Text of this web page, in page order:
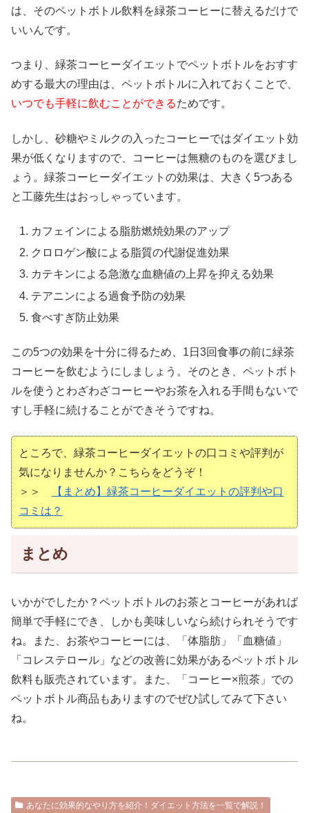
は、そのペットボトル飲料を緑茶コーヒーに替えるだけで
いいんです。
つまり、緑茶コーヒーダイエットでペットボトルをおすす
めする最大の理由は、ペットボトルに入れておくことで、
いつでも手軽に飲むことができるためです。
しかし、砂糖やミルクの入ったコーヒーではダイエット効
果が低くなりますので、コーヒーは無糖のものを選びまし
ょう。緑茶コーヒーダイエットの効果は、大きく5つある
と工藤先生はおっしゃっています。
カフェインによる脂肪燃焼効果のアップ
クロロゲン酸による脂質の代謝促進効果
カテキンによる急激な血糖値の上昇を抑える効果
テアニンによる過食予防の効果
食べすぎ防止効果
この5つの効果を十分に得るため、1日3回食事の前に緑茶
コーヒーを飲むようにしましょう。そのとき、ペットボト
ルを使うとわざわざコーヒーやお茶を入れる手間もないで
すし手軽に続けることができそうですね。
ところで、緑茶コーヒーダイエットの口コミや評判が
気になりませんか？こちらをどうぞ！
＞＞
【まとめ】緑茶コーヒーダイエットの評判や口
コミは？
まとめ
いかがでしたか？ペットボトルのお茶とコーヒーがあれば
簡単で手軽にでき、しかも美味しいなら続けられそうです
ね。また、お茶やコーヒーには、「体脂肪」「血糖値」
「コレステロール」などの改善に効果があるペットボトル
飲料も販売されています。また、「コーヒー×煎茶」での
ペットボトル商品もありますのでぜひ試してみて下さい
ね。
あなたに効果的なやり方を紹介！ダイエット方法を一覧で解説！